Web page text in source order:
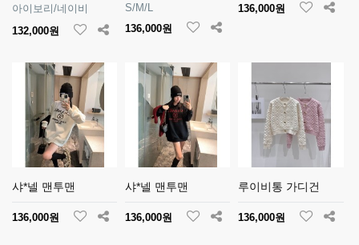
아이보리/네이비
132,000원
S/M/L
136,000원
136,000원
샤*넬 맨투맨
136,000원
샤*넬 맨투맨
136,000원
루이비통 가디건
136,000원